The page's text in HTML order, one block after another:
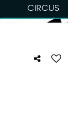
CIRCUS